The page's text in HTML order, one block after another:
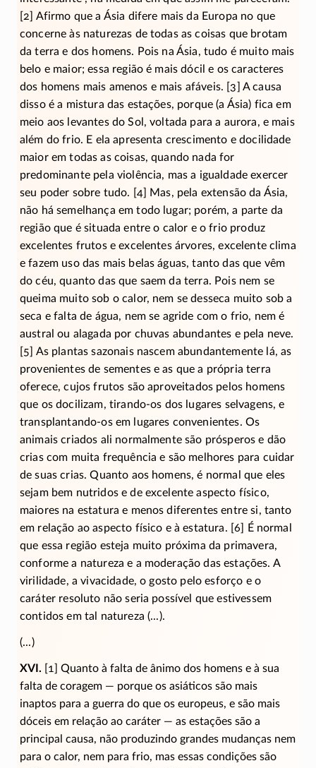
[2] Afirmo que a Ásia difere mais da Europa no que
concerne às naturezas de todas as coisas que brotam
da terra e dos homens. Pois na Ásia, tudo é muito mais
belo e maior; essa região é mais dócil e os caracteres
dos homens mais amenos e mais afáveis. [3] A causa
disso é a mistura das estações, porque (a Ásia) fica em
meio aos levantes do Sol, voltada para a aurora, e mais
além do frio. E ela apresenta crescimento e docilidade
maior em todas as coisas, quando nada for
predominante pela violência, mas a igualdade exercer
seu poder sobre tudo. [4] Mas, pela extensão da Ásia,
não há semelhança em todo lugar; porém, a parte da
região que é situada entre o calor e o frio produz
excelentes frutos e excelentes árvores, excelente clima
e fazem uso das mais belas águas, tanto das que vêm
do céu, quanto das que saem da terra. Pois nem se
queima muito sob o calor, nem se desseca muito sob a
seca e falta de água, nem se agride com o frio, nem é
austral ou alagada por chuvas abundantes e pela neve.
[5] As plantas sazonais nascem abundantemente lá, as
provenientes de sementes e as que a própria terra
oferece, cujos frutos são aproveitados pelos homens
que os docilizam, tirando-os dos lugares selvagens, e
transplantando-osem lugares convenientes. Os
animais criados ali normalmente são prósperos e dão
crias com muita frequência e são melhores para cuidar
de suas crias. Quanto aos homens, é normal que eles
sejam bem nutridos e de excelente aspecto físico,
maiores na estatura e menos diferentes entre si, tanto
em relação ao aspecto físico e à estatura. [6] É normal
que essa região esteja muito próxima da primavera,
conforme a natureza e a moderação das estações. A
virilidade, a vivacidade, o gosto pelo esforço e o
caráter resoluto não seria possível que estivessem
contidos em tal natureza (...).
(...)
XVI. [1] Quanto à falta de ânimo dos homens e à sua
falta de coragem — porque os asiáticos são mais
inaptos para a guerra do que os europeus, e são mais
dóceis em relação ao caráter — as estações são a
principal causa, não produzindo grandes mudanças nem
para o calor, nem para frio, mas essas condições são